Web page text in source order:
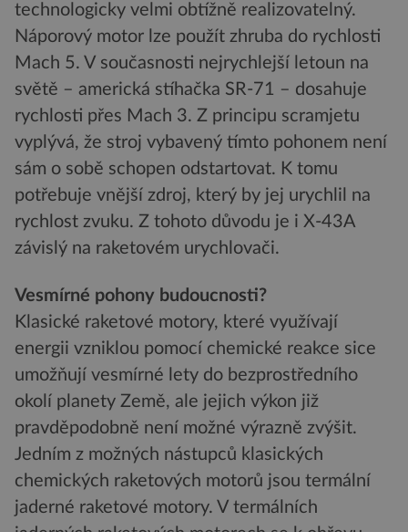
technologicky velmi obtížně realizovatelný.
Náporový motor lze použít zhruba do rychlosti
Mach 5. V současnosti nejrychlejší letoun na
světě – americká stíhačka SR-71 – dosahuje
rychlosti přes Mach 3. Z principu scramjetu
vyplývá, že stroj vybavený tímto pohonem není
sám o sobě schopen odstartovat. K tomu
potřebuje vnější zdroj, který by jej urychlil na
rychlost zvuku. Z tohoto důvodu je i X-43A
závislý na raketovém urychlovači.
Vesmírné pohony budoucnosti?
Klasické raketové motory, které využívají
energii vzniklou pomocí chemické reakce sice
umožňují vesmírné lety do bezprostředního
okolí planety Země, ale jejich výkon již
pravděpodobně není možné výrazně zvýšit.
Jedním z možných nástupců klasických
chemických raketových motorů jsou termální
jaderné raketové motory. V termálních